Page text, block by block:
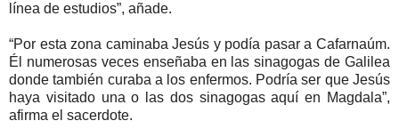
línea de estudios”, añade.
“Por esta zona caminaba Jesús y podía pasar a Cafarnaúm.
Él numerosas veces enseñaba en las sinagogas de Galilea
donde también curaba a los enfermos. Podría ser que Jesús
haya visitado una o las dos sinagogas aquí en Magdala”,
afirma el sacerdote.